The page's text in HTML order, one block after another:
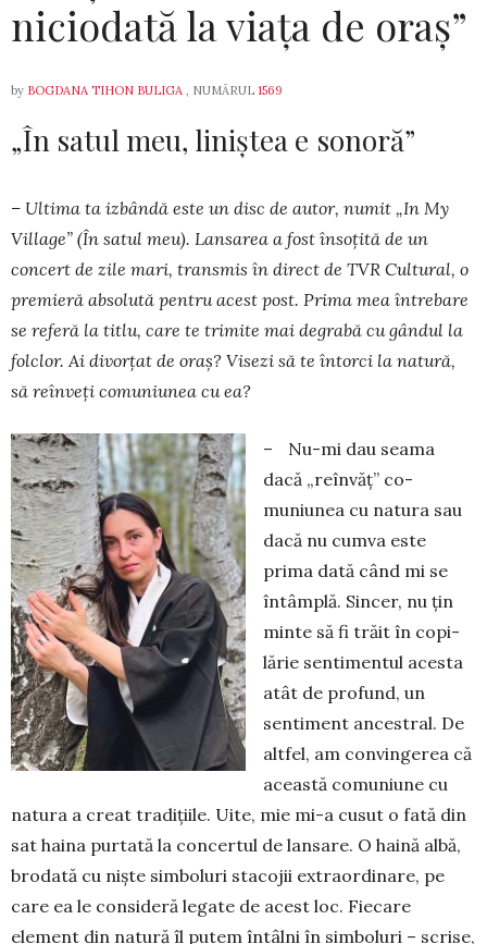
niciodată la viaţa de oraş”
by BOGDANA TIHON BULIGA , NUMĂRUL 1569
„În satul meu, liniştea e sonoră”
– Ultima ta izbândă este un disc de autor, nu­mit „In My
Village” (În satul meu). Lan­sarea a fost însoțită de un
concert de zile mari, transmis în direct de TVR Cultu­ral, o
premieră absolută pentru acest post. Prima mea întrebare
se referă la titlu, care te trimite mai de­grabă cu gân­dul la
folclor. Ai divorțat de oraș? Visezi să te întorci la natură,
să reînveți comu­niunea cu ea?
– Nu-mi dau seama
dacă „reînvăţ” co­
muniunea cu natura sau
dacă nu cum­va este
prima dată când mi se
întâmplă. Sincer, nu ţin
minte să fi trăit în copi­
lărie sentimentul acesta
atât de profund, un
sentiment ancestral. De
altfel, am convingerea că
această comuniune cu
natura a creat tradiţiile. Uite, mie mi-a cusut o fată din
sat haina purtată la con­certul de lansare. O haină albă,
brodată cu nişte simboluri stacojii extraordinare, pe
care ea le consideră legate de acest loc. Fiecare
element din natură îl putem întâlni în simboluri – scrise,